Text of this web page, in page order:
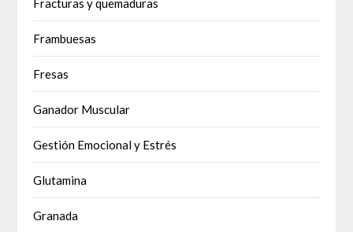
Fracturas y quemaduras
Frambuesas
Fresas
Ganador Muscular
Gestión Emocional y Estrés
Glutamina
Granada